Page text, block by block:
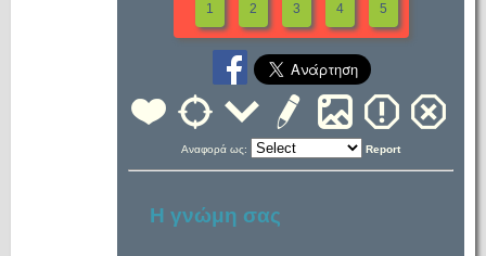
1 2 3 4 5
Αναφορά ως: Report
Η γνώμη σας